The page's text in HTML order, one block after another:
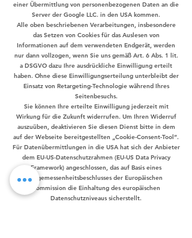
einer Übermittlung von personenbezogenen Daten an die
Server der Google LLC. in den USA kommen.
Alle oben beschriebenen Verarbeitungen, insbesondere
das Setzen von Cookies für das Auslesen von
Informationen auf dem verwendeten Endgerät, werden
nur dann vollzogen, wenn Sie uns gemäß Art. 6 Abs. 1 lit.
a DSGVO dazu Ihre ausdrückliche Einwilligung erteilt
haben. Ohne diese Einwilligungserteilung unterbleibt der
Einsatz von Retargeting-Technologie während Ihres
Seitenbesuchs.
Sie können Ihre erteilte Einwilligung jederzeit mit
Wirkung für die Zukunft widerrufen. Um Ihren Widerruf
auszuüben, deaktivieren Sie diesen Dienst bitte in dem
auf der Webseite bereitgestellten „Cookie-Consent-Tool“.
Für Datenübermittlungen in die USA hat sich der Anbieter
dem EU-US-Datenschutzrahmen (EU-US Data Privacy
Framework) angeschlossen, das auf Basis eines
Angemessenheitsbeschlusses der Europäischen
Kommission die Einhaltung des europäischen
Datenschutzniveaus sicherstellt.